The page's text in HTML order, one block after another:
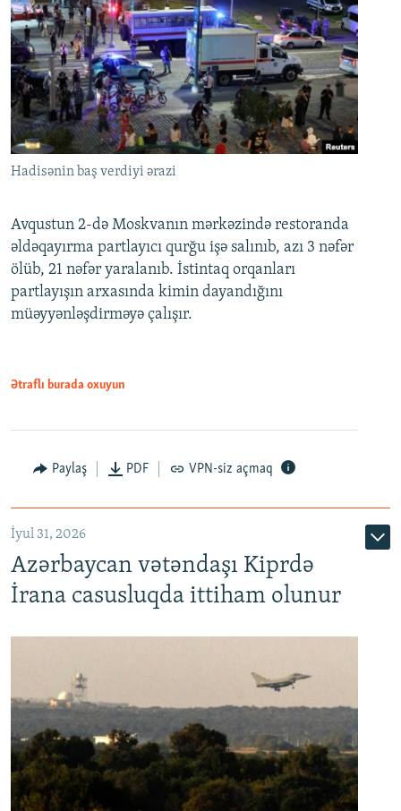
Hadisənin baş verdiyi ərazi
Avqustun 2-də Moskvanın mərkəzində restoranda
əldəqayırma partlayıcı qurğu işə salınıb, azı 3 nəfər
ölüb, 21 nəfər yaralanıb. İstintaq orqanları
partlayışın arxasında kimin dayandığını
müəyyənləşdirməyə çalışır.
Ətraflı burada oxuyun
Paylaş PDF VPN-siz açmaq
İyul 31, 2026
Azərbaycan vətəndaşı Kiprdə
İrana casusluqda ittiham olunur